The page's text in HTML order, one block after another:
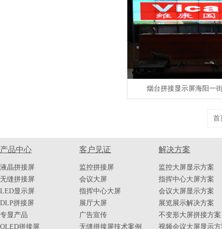
烟台拼接显示屏海阳一
首
产品中心
液晶拼接屏
无缝拼接屏
LED显示屏
DLP拼接屏
专显产品
OLED拼接屏
客户见证
监控拼接屏
会议大屏
指挥中心大屏
展厅大屏
广告宣传
无缝拼接屏技术案例
解决方案
监控大屏显示方案
指挥中心大屏方案
会议大屏显示方案
展览展示解决方案
不变形大屏拼接方案
视频会议大屏显示